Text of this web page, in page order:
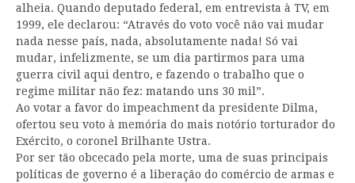
alheia. Quando deputado federal, em entrevista à TV, em
1999, ele declarou: “Através do voto você não vai mudar
nada nesse país, nada, absolutamente nada! Só vai
mudar, infelizmente, se um dia partirmos para uma
guerra civil aqui dentro, e fazendo o trabalho que o
regime militar não fez: matando uns 30 mil”.
Ao votar a favor do impeachment da presidente Dilma,
ofertou seu voto à memória do mais notório torturador do
Exército, o coronel Brilhante Ustra.
Por ser tão obcecado pela morte, uma de suas principais
políticas de governo é a liberação do comércio de armas e